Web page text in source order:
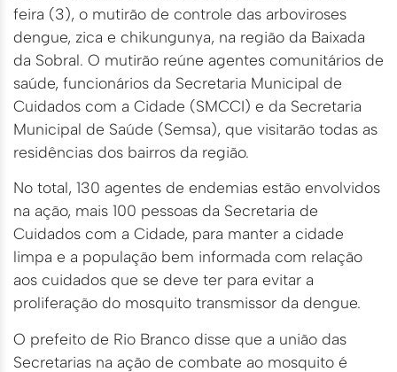
feira (3), o mutirão de controle das arboviroses
dengue, zica e chikungunya, na região da Baixada
da Sobral. O mutirão reúne agentes comunitários de
saúde, funcionários da Secretaria Municipal de
Cuidados com a Cidade (SMCCI) e da Secretaria
Municipal de Saúde (Semsa), que visitarão todas as
residências dos bairros da região.
No total, 130 agentes de endemias estão envolvidos
na ação, mais 100 pessoas da Secretaria de
Cuidados com a Cidade, para manter a cidade
limpa e a população bem informada com relação
aos cuidados que se deve ter para evitar a
proliferação do mosquito transmissor da dengue.
O prefeito de Rio Branco disse que a união das
Secretarias na ação de combate ao mosquito é